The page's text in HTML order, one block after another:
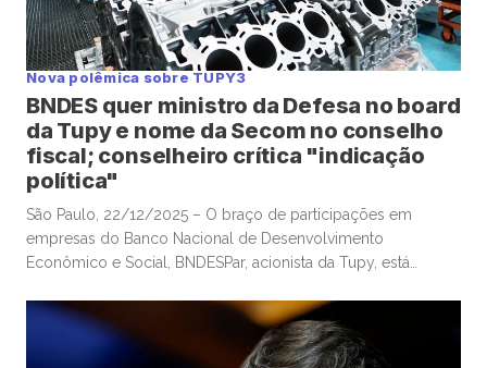
Nova polêmica sobre TUPY3
BNDES quer ministro da Defesa no board
da Tupy e nome da Secom no conselho
fiscal; conselheiro crítica "indicação
política"
São Paulo, 22/12/2025 – O braço de participações em
empresas do Banco Nacional de Desenvolvimento
Econômico e Social, BNDESPar, acionista da Tupy, está
de Contas da União, José Mucio Monteiro Filho, para cargo
no conselho da companhia metalúrgica, após a renúncia de
um indicado anterior do […]